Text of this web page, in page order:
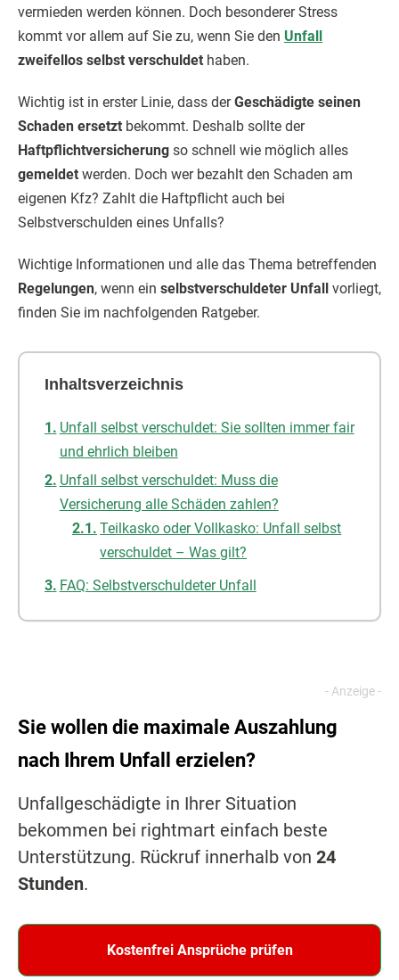
vermieden werden können. Doch besonderer Stress
kommt vor allem auf Sie zu, wenn Sie den Unfall
zweifellos selbst verschuldet haben.
Wichtig ist in erster Linie, dass derGeschädigte seinen
Schaden ersetzt bekommt. Deshalb sollte der
Haftpflichtversicherung so schnell wie möglich alles
gemeldet werden. Doch wer bezahlt den Schaden am
eigenen Kfz? Zahlt die Haftpflicht auch bei
Selbstverschulden eines Unfalls?
Wichtige Informationen und alle das Thema betreffenden
Regelungen, wenn ein selbstverschuldeter Unfall vorliegt,
finden Sie im nachfolgenden Ratgeber.
Inhaltsverzeichnis
Unfall selbst verschuldet: Sie sollten immer fair
und ehrlich bleiben
Unfall selbst verschuldet: Muss die
Versicherung alle Schäden zahlen?
Teilkasko oder Vollkasko: Unfall selbst
verschuldet – Was gilt?
FAQ: Selbstverschuldeter Unfall
Sie wollen die maximale Auszahlung
nach Ihrem Unfall erzielen?
Unfallgeschädigte in Ihrer Situation
bekommen bei rightmart einfach beste
Unterstützung. Rückruf innerhalb von 24
Stunden.
Kostenfrei Ansprüche prüfen